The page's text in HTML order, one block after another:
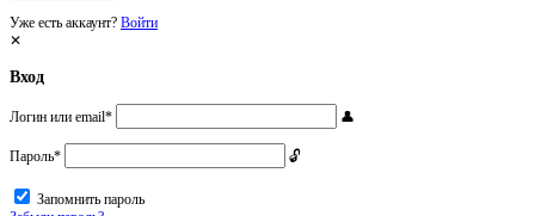
Уже есть аккаунт? Войти
Вход
Логин или email*
Пароль*
Запомнить пароль